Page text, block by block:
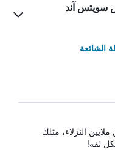
سويتس آند
الشائعة
النزلاء، مثلك
ثقة!